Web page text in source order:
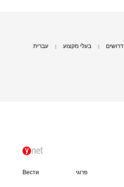
דרושים בעלי מקצוע עברית
פרוגי Вести